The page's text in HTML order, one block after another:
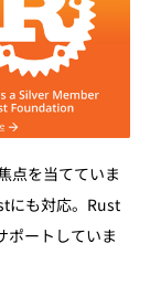
点を当てていま
にも対応。Rust
ートしていま